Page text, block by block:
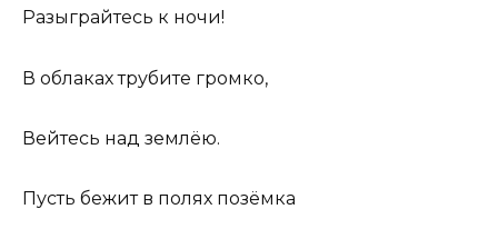
Разыграйтесь к ночи!
В облаках трубите громко,
Вейтесь над землёю.
Пусть бежит в полях позёмка